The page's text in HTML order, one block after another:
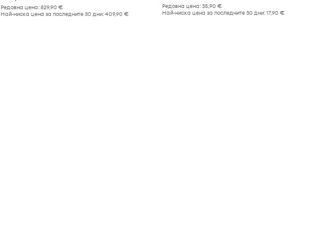
Редовна цена: 829,90 €
Най-ниска цена за последните 30 дни: 409,90 €
Редовна цена: 35,90 €
Най-ниска цена за последните 30 дни: 17,90 €